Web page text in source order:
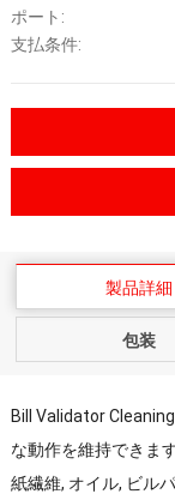
ポート:
支払条件:
製品詳細
包装
Bill Validator
な動作を維持できま
紙繊維, オイル, ビル